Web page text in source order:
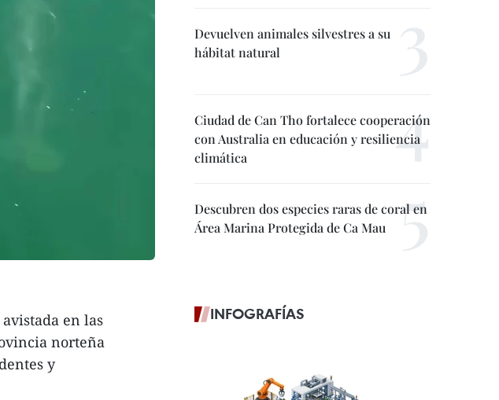
en las
norteña
y
Devuelven animales silvestres a su
hábitat natural
Ciudad de Can Tho fortalece cooperación
con Australia en educación y resiliencia
climática
Descubren dos especies raras de coral en
Área Marina Protegida de Ca Mau
INFOGRAFÍAS